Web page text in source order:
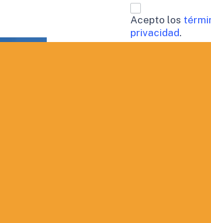
Acepto los
privacidad.